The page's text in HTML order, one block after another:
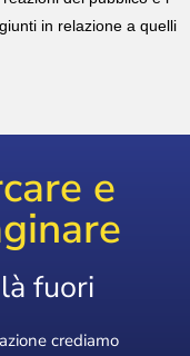
in relazione a quelli
e
fuori
crediamo